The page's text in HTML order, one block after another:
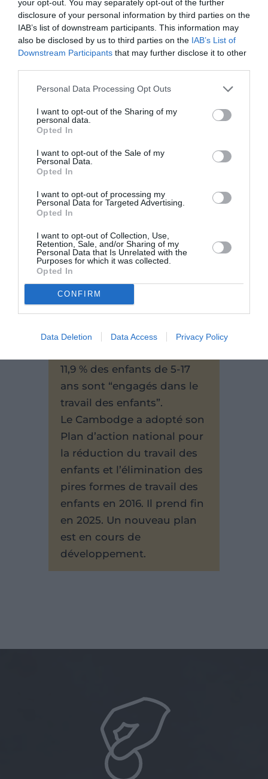
your opt-out. You may separately opt-out of the further
disclosure of your personal information by third parties on the
IAB’s list of downstream participants. This information may
also be disclosed by us to third parties on the IAB’s List of
Downstream Participants that may further disclose it to other
Personal Data Processing Opt Outs
I want to opt-out of the Sharing of my
personal data.
Opted In
I want to opt-out of the Sale of my
Personal Data.
Opted In
I want to opt-out of processing my
Personal Data for Targeted Advertising.
Opted In
I want to opt-out of Collection, Use,
Retention, Sale, and/or Sharing of my
Personal Data that Is Unrelated with the
Purposes for which it was collected.
Opted In
CONFIRM
Data Deletion Data Access Privacy Policy
minimal requis pour
travailler est de 15 ans. De
18 ans pour les travaux
dangereux. La loi autorise
des enfants de 12 à 15 ans à
effectuer des “travaux
légers”, qui ne soient ni
dangereux pour leur santé,
mental et physique, et qui
n’affectent pas leur
scolarité.
La définition de ces «
travaux légers », leur durée
maximale ainsi que les
types d’emplois autorisés
sont encadrés par arrêtés
ministériels.
cambodgien pour les
11,9 % des enfants de 5-17
ans sont “engagés dans le
travail des enfants”.
Le Cambodge a adopté son
Plan d’action national pour
la réduction du travail des
enfants et l’élimination des
pires formes de travail des
enfants en 2016. Il prend fin
en 2025. Un nouveau plan
est en cours de
développement.